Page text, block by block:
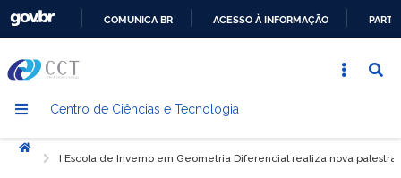
CONTEÚDO
COMUNICA BR ACESSO À INFORMAÇÃO
Centro de Ciências e Tecnologia
Início
I Escola de Inverno em Geometria Diferencial realiza nova